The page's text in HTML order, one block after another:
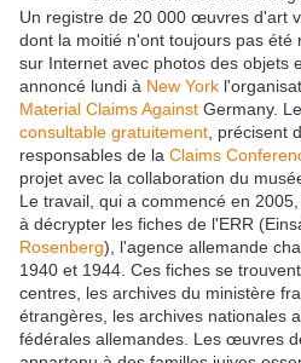
Un registre de 20 000 œuvres d'art
dont la moitié n'ont toujours pas été
sur Internet avec photos des objets
annoncé lundi à New York
Material Claims Against Germany. Le
consultable gratuitement , précisent
responsables de la Claims
projet avec la collaboration du
Le travail, qui a commencé en
à décrypter les fiches de l'ERR
Rosenberg), l'agence allemande
1940 et 1944. Ces fiches se
centres, les archives du ministère
étrangères, les archives nationales
fédérales allemandes. Les œuvres